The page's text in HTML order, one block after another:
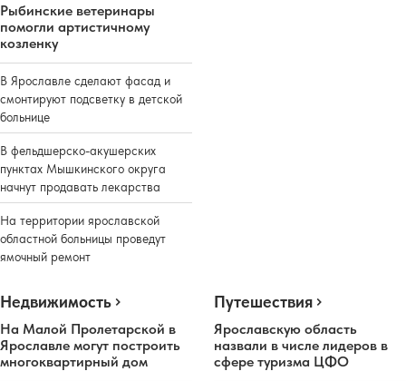
Рыбинские ветеринары
помогли артистичному
козленку
В Ярославле сделают фасад и
смонтируют подсветку в детской
больнице
В фельдшерско-акушерских
пунктах Мышкинского округа
начнут продавать лекарства
На территории ярославской
областной больницы проведут
ямочный ремонт
Недвижимость
На Малой Пролетарской в
Ярославле могут построить
многоквартирный дом
Путешествия
Ярославскую область
назвали в числе лидеров в
сфере туризма ЦФО